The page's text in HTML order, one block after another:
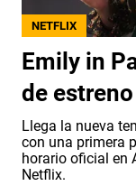
NETFLIX
Emily in
de
Llega la nueva
con una primera
horario oficial en
Netflix.